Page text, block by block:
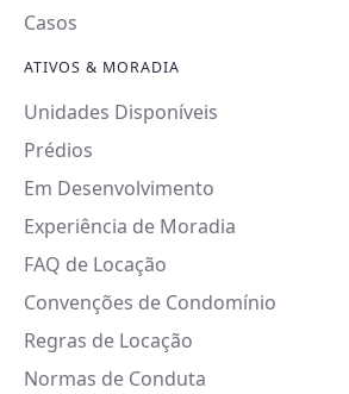
Casos
ATIVOS & MORADIA
Unidades Disponíveis
Prédios
Em Desenvolvimento
Experiência de Moradia
FAQ de Locação
Convenções de Condomínio
Regras de Locação
Normas de Conduta